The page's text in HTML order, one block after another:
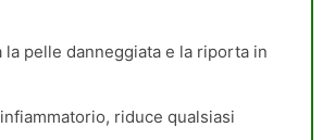
la pelle danneggiata e la riporta in
riduce qualsiasi